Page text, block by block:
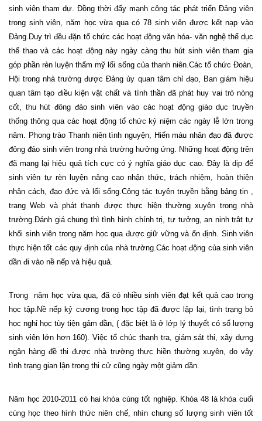
sinh viên tham dự. Đồng thời đẩy mạnh công tác phát triển Đảng viên
trong sinh viên, năm học vừa qua có 78 sinh viên được kết nạp vào
Đảng.Duy trì đều đặn tổ chức các hoạt động văn hóa- văn nghệ thể dục
thể thao và các hoạt động này ngày càng thu hút sinh viên tham gia
góp phần rèn luyện thẩm mỹ lối sống của thanh niên.Các tổ chức Đoàn,
Hội trong nhà trường được Đảng ủy quan tâm chỉ đạo, Ban giám hiệu
quan tâm tạo điều kiện vật chất và tình thần đã phát huy vai trò nòng
cốt, thu hút đông đảo sinh viên vào các hoạt động giáo dục truyền
thống thông qua các hoạt động tổ chức kỷ niệm các ngày lễ lớn trong
năm. Phong trào Thanh niên tình nguyện, Hiến máu nhân đạo đã được
đông đảo sinh viên trong nhà trường hưởng ứng. Những hoạt động trên
đã mang lại hiệu quả tích cực có ý nghĩa giáo dục cao. Đây là dịp để
sinh viên tự rèn luyện nâng cao nhận thức, trách nhiệm, hoàn thiện
nhân cách, đạo đức và lối sống.Công tác tuyên truyền bằng bảng tin ,
trang Web và phát thanh được thực hiện thường xuyên trong nhà
trường.Đánh giá chung thì tình hình chính trị, tư tưởng, an ninh trât tự
khối sinh viên trong năm học qua được giữ vững và ổn định. Sinh viên
thực hiện tốt các quy định của nhà trường.Các hoạt động của sinh viên
dần đi vào nề nếp và hiệu quả.
Trong
năm học vừa qua, đã có nhiều sinh viên đạt kết quả cao trong
học tập.Nề nếp kỷ cương trong học tập đã được lập lại, tình trạng bỏ
học nghỉ học tùy tiện gảm dần, ( đặc biệt là ở lớp lý thuyết có số lượng
sinh viên lớn hơn 160). Việc tổ chúc thanh tra, giám sát thi, xây dựng
ngân hàng đề thi được nhà trường thực hiền thường xuyên, do vậy
tình trạng gian lận trong thi cử cũng ngày một giảm dần.
Năm học 2010-2011 có hai khóa cùng tốt nghiệp. Khóa 48 là khóa cuối
cùng học theo hình thức niên chế, nhìn chung số lượng sinh viên tốt